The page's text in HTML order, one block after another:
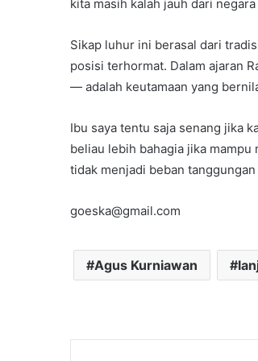
kita masih kalah jauh dari
Sikap luhur ini berasal dari
posisi terhormat. Dalam ajaran
— adalah keutamaan yang
Ibu saya tentu saja senang jika
beliau lebih bahagia jika
tidak menjadi beban
goeska@gmail.com
Agus Kurniawan